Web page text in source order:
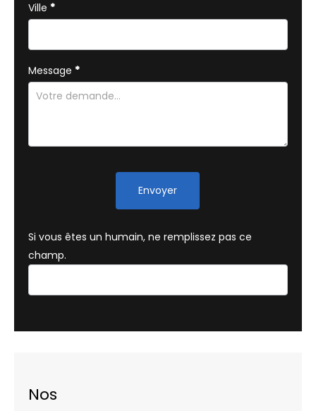
Ville *
Message *
Envoyer
Si vous êtes un humain, ne remplissez pas ce
champ.
Nos